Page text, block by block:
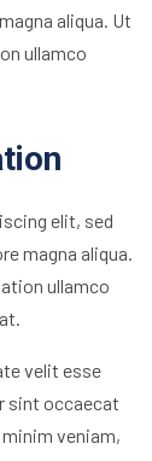
aliqua. Ut
ullamco
elit, sed
magna aliqua.
ullamco
velit esse
sint occaecat
veniam,